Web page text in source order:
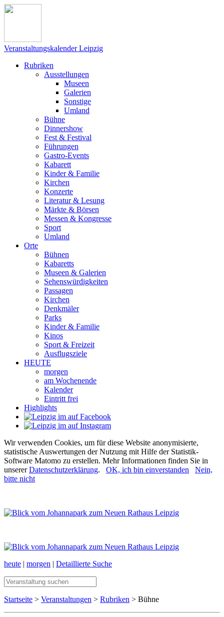
Veranstaltungskalender Leipzig
Rubriken
Ausstellungen
Museen
Galerien
Sonstige
Umland
Bühne
Dinnershow
Fest & Festival
Führungen
Gastro-Events
Kabarett
Kinder & Familie
Kirchen
Konzerte
Literatur & Lesung
Märkte & Börsen
Messen & Kongresse
Sport
Umland
Orte
Bühnen
Kabaretts
Museen & Galerien
Sehenswürdigkeiten
Passagen
Kirchen
Denkmäler
Parks
Kinder & Familie
Kinos
Sport & Freizeit
Ausflugsziele
HEUTE
morgen
am Wochenende
Kalender
Eintritt frei
Highlights
Wir verwenden Cookies, um für diese Website anonymisierte,
statistische Auswertungen der Nutzung mit Hilfe der Statistik-
Software Matomo zu erstellen. Mehr Informationen finden Sie in
unsererDatenschutzerklärung. OK, ich bin einverstanden
Nein,
bitte nicht
heute | morgen | Detaillierte Suche
Startseite > Veranstaltungen > Rubriken > Bühne